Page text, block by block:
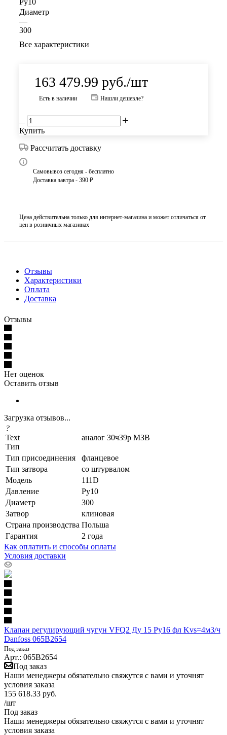
Диаметр
—
300
Все характеристики
163 479.99 руб./шт
Есть в наличии Нашли дешевле?
Купить
Рассчитать доставку
Самовывоз сегодня - бесплатно
Доставка завтра - 390 ₽
Цена действительна только для интернет-магазина и может отличаться от
цен в розничных магазинах
Отзывы
Характеристики
Оплата
Доставка
Отзывы
Нет оценок
Оставить отзыв
Загрузка отзывов...
?
Text
Тип
аналог 30ч39р МЗВ
Тип присоединения
фланцевое
Тип затвора
со штурвалом
Модель
111D
Давление
Ру10
Диаметр
300
Затвор
клиновая
Страна производства Польша
Гарантия
2 года
Как оплатить и способы оплаты
Условия доставки
Клапан регулирующий чугун VFQ2 Ду 15 Ру16 фл Kvs=4м3/ч
Danfoss 065B2654
Под заказ
Арт.: 065B2654
Под заказ
Наши менеджеры обязательно свяжутся с вами и уточнят
условия заказа
155 618.33 руб.
/шт
Под заказ
Наши менеджеры обязательно свяжутся с вами и уточнят
условия заказа